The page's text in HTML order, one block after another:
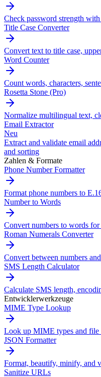
Check password strength
Title Case Converter
Convert text to title case,
Word Counter
Count words, characters,
Rosetta Stone (Pro)
Normalize multilingual text,
Email Extractor
Neu
Extract and validate email
and sorting
Zahlen & Formate
Phone Number Formatter
Format phone numbers to
Number to Words
Convert numbers to words
Roman Numerals Converter
Convert between numbers
SMS Length Calculator
Calculate SMS length,
Entwicklerwerkzeuge
MIME Type Lookup
Look up MIME types and file
JSON Formatter
Format, beautify, minify, and
Sanitize URLs